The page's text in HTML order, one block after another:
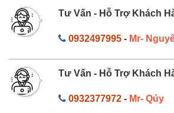
Tư Vấn - Hỗ Trợ Khách
0932497995- Mr-
Tư Vấn - Hỗ Trợ Khách
0932377972- Mr- Qúy